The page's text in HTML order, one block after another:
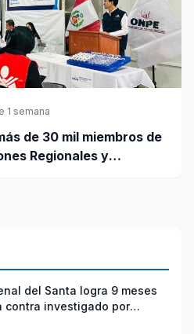
1 semana
de 30 mil miembros de
Regionales y
del Santa logra 9 meses
contra investigado por
de feminicidio